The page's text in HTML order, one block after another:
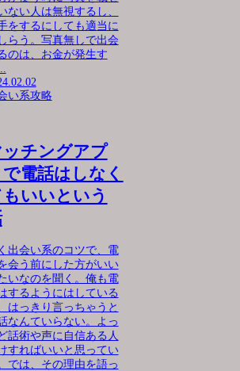
ない人は無視するし、
をするにしても適当に
らう。写真無しで出会
のは、お金が発生す
い系攻略
ッチングアプ
で電話はしなく
いいという
出会い系のコツで、電
会う前にした方がいい
いなのを聞く。俺も電
するようにはしている
はっきり言っちゃうと
なんていらない。よっ
話術や声に自信ある人
すればいいと思ってい
では、その理由を語っ